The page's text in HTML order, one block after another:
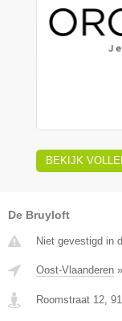
BEKIJK
De Bruyloft
Niet gevestigd in
Oost-Vlaanderen »
Roomstraat 12,